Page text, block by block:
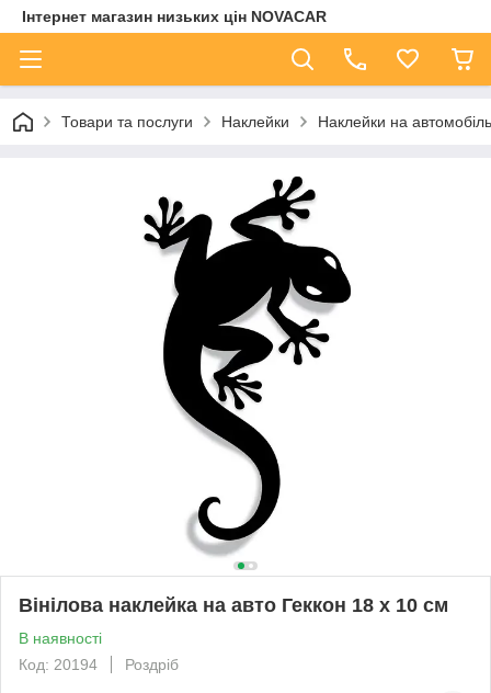
Інтернет магазин низьких цін NOVACAR
Товари та послуги Наклейки Наклейки на автомобіль
Вінілова наклейка на авто Геккон 18 х 10 см
В наявності
Код: 20194
Роздріб